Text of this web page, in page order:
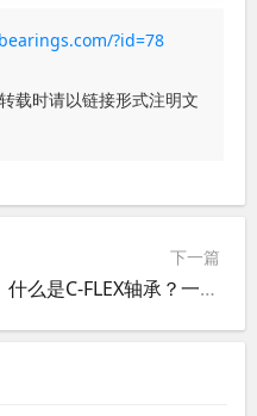
?id=78
载时请以链接形式注明文
下一篇
什么是C-FLEX轴承？一篇读懂其工作原理与特别价值